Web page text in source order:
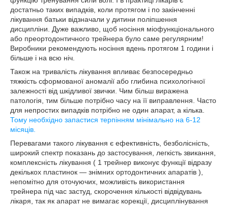
достатньо таких випадків, коли протягом і по закінченні
лікування батьки відзначали у дитини поліпшення
дисципліни. Дуже важливо, щоб носіння міофункціонального
або преортодонтичного трейнера було саме регулярним!
Виробники рекомендують носіння вдень протягом 1 години і
більше і на всю ніч.
Також на тривалість лікування впливає безпосередньо
тяжкість сформованої аномалії або глибина психологічної
залежності від шкідливої звички. Чим більш виражена
патологія, тим більше потрібно часу на її виправлення. Часто
для непростих випадків потрібно не один апарат, а кілька.
Тому необхідно запастися терпінням мінімально на 6-12
місяців.
Перевагами такого лікування є ефективність, безболісність,
широкий спектр показань до застосування, легкість звикання,
комплексність лікування ( 1 трейнер виконує функції відразу
декількох пластинок ― знімних ортодонтичних апаратів ),
непомітно для оточуючих, можливість використання
трейнера під час застуд, скорочення кількості відвідувань
лікаря, так як апарат не вимагає корекції, дисциплінування